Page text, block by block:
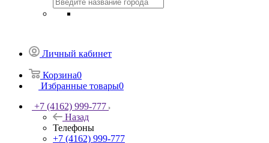
Личный кабинет
Корзина0
Избранные товары0
+7 (4162) 999-777
Назад
Телефоны
+7 (4162) 999-777